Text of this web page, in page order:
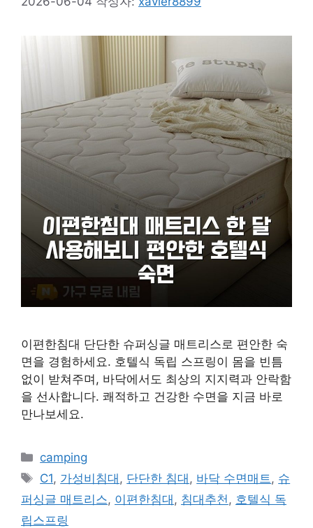
이편한침대 단단한 슈퍼싱글 매트리스로 편안한 숙
면을 경험하세요. 호텔식 독립 스프링이 몸을 빈틈
없이 받쳐주며, 바닥에서도 최상의 지지력과 안락함
을 선사합니다. 쾌적하고 건강한 수면을 지금 바로
만나보세요.
카
테
리
camping
태
그
C1, 가성비침대 , 단단한 침대 , 바닥 수면매트 , 슈
퍼싱글 매트리스, 이편한침대 , 침대추천 , 호텔식 독
립스프링